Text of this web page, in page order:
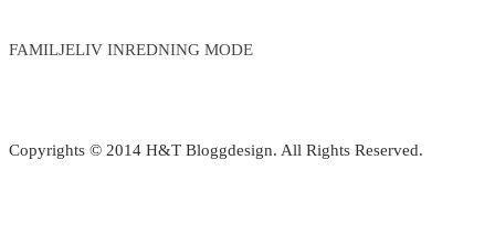
FAMILJELIV INREDNING MODE
Copyrights © 2014 H&T Bloggdesign. All Rights Reserved.